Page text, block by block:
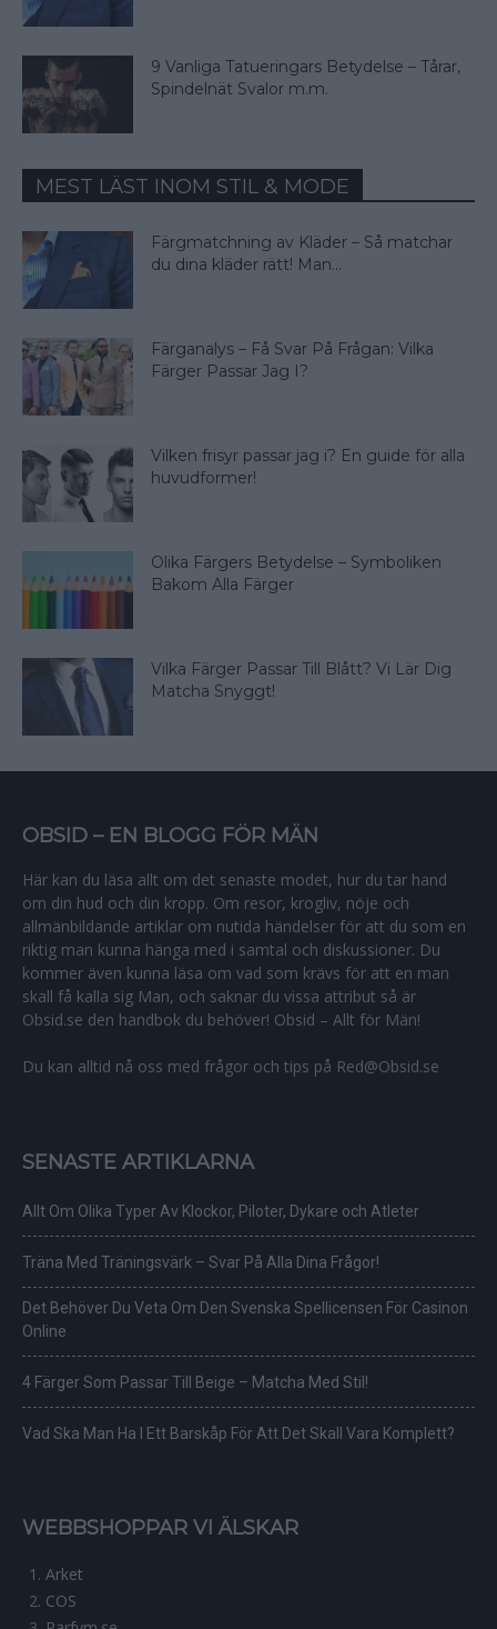
9 Vanliga Tatueringars Betydelse – Tårar,
Spindelnät Svalor m.m.
MEST LÄST INOM STIL & MODE
Färgmatchning av Kläder – Så matchar
du dina kläder rätt! Man...
Färganalys – Få Svar På Frågan: Vilka
Färger Passar Jag I?
Vilken frisyr passar jag i? En guide för alla
huvudformer!
Olika Färgers Betydelse – Symboliken
Bakom Alla Färger
Vilka Färger Passar Till Blått? Vi Lär Dig
Matcha Snyggt!
OBSID – EN BLOGG FÖR MÄN
Här kan du läsa allt om det senaste modet, hur du tar hand
om din hud och din kropp. Om resor, krogliv, nöje och
allmänbildande artiklar om nutida händelser för att du som en
riktig man kunna hänga med i samtal och diskussioner. Du
kommer även kunna läsa om vad som krävs för att en man
skall få kalla sig Man, och saknar du vissa attribut så är
Obsid.se den handbok du behöver! Obsid – Allt för Män!
Du kan alltid nå oss med frågor och tips på Red@Obsid.se
SENASTE ARTIKLARNA
Allt Om Olika Typer Av Klockor, Piloter, Dykare och Atleter
Träna Med Träningsvärk – Svar På Alla Dina Frågor!
Det Behöver Du Veta Om Den Svenska Spellicensen För Casinon
Online
4 Färger Som Passar Till Beige – Matcha Med Stil!
Vad Ska Man Ha I Ett Barskåp För Att Det Skall Vara Komplett?
WEBBSHOPPAR VI ÄLSKAR
Arket
COS